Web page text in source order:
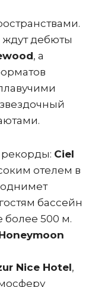
ждут дебюты
, а
Ciel
отелем в
бассейн
более 500 м.
Nice Hotel,